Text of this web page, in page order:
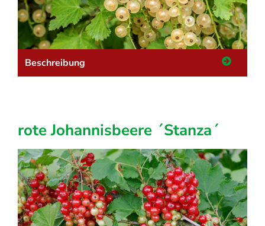
Beschreibung
rote Johannisbeere ´Stanza´